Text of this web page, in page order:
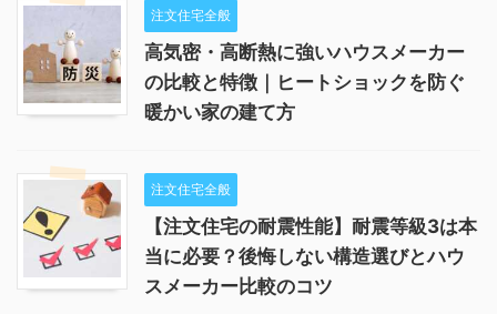
注文住宅全般
高気密・高断熱に強いハウスメーカー
の比較と特徴｜ヒートショックを防ぐ
暖かい家の建て方
注文住宅全般
【注文住宅の耐震性能】耐震等級3は本
当に必要？後悔しない構造選びとハウ
スメーカー比較のコツ